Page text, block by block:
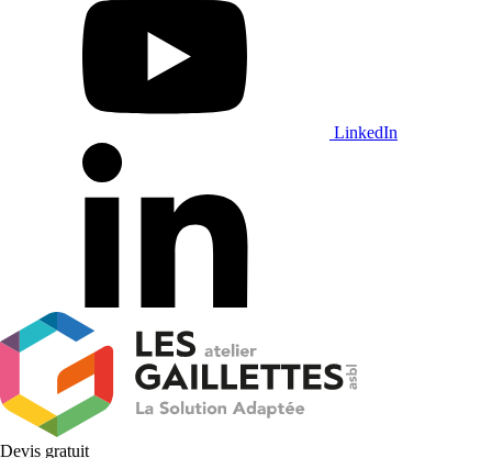
LinkedIn
Devis gratuit